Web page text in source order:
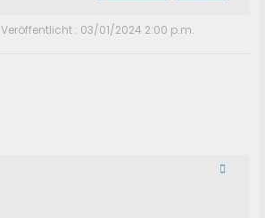
Veröffentlicht : 03/01/2024 2:00 p.m.